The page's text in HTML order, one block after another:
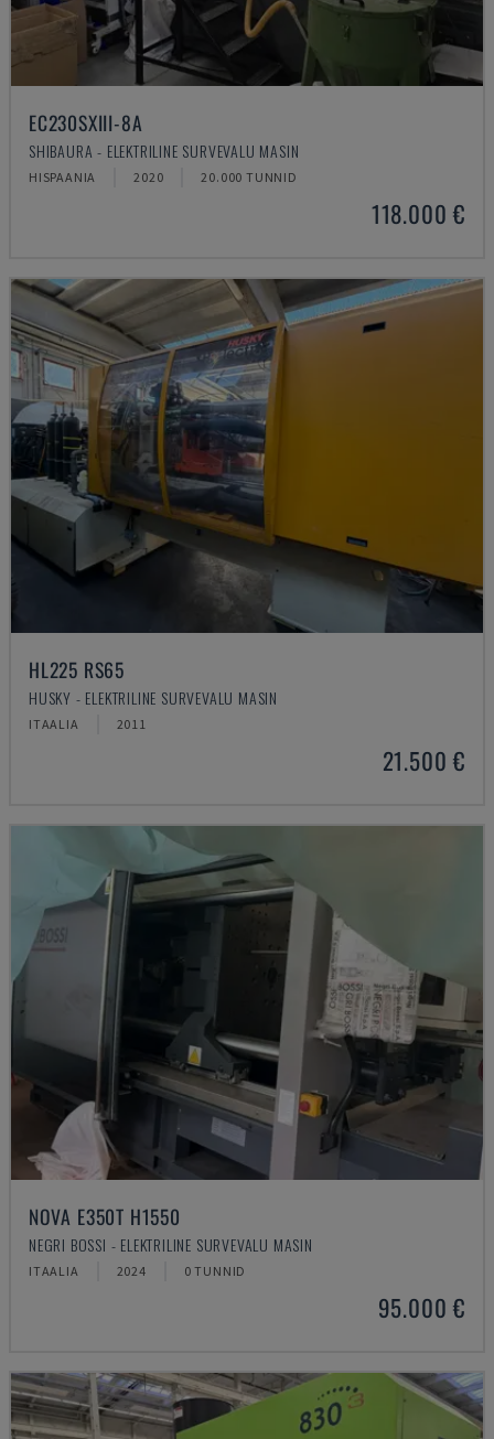
EC230SXIII-8A
SHIBAURA - ELEKTRILINE SURVEVALU MASIN
HISPAANIA 2020 20.000 TUNNID
118.000 €
HL225 RS65
HUSKY - ELEKTRILINE SURVEVALU MASIN
ITAALIA 2011
21.500 €
NOVA E350T H1550
NEGRI BOSSI - ELEKTRILINE SURVEVALU MASIN
ITAALIA 2024 0 TUNNID
95.000 €